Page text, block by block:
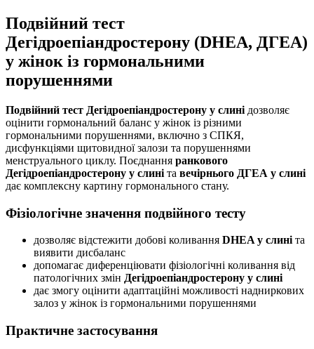
Подвійний тест
Дегідроепіандростерону (DHEA, ДГЕА)
у жінок із гормональними
порушеннями
Подвійний тест Дегідроепіандростерону у слині дозволяє
оцінити гормональний баланс у жінок із різними
гормональними порушеннями, включно з СПКЯ,
дисфункціями щитовидної залози та порушеннями
менструального циклу. Поєднання ранкового
Дегідроепіандростерону у слині та вечірнього ДГЕА у слині
дає комплексну картину гормонального стану.
Фізіологічне значення подвійного тесту
дозволяє відстежити добові коливання DHEA у слині та
виявити дисбаланс
допомагає диференціювати фізіологічні коливання від
патологічних змін Дегідроепіандростерону у слині
дає змогу оцінити адаптаційні можливості надниркових
залоз у жінок із гормональними порушеннями
Практичне застосування